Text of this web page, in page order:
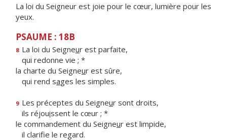
La loi du Seigneur est joie pour le cœur, lumière pour les
yeux.
PSAUME : 18B
8 La loi du Seigneur est parfaite,
qui redonne vie ; *
la charte du Seigneur est sûre,
qui rend sages les simples.
9 Les préceptes du Seigneur sont droits,
ils réjouissent le cœur ; *
le commandement du Seigneur est limpide,
il clarife le regard.